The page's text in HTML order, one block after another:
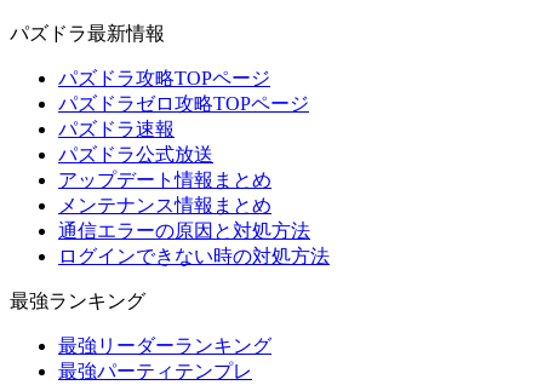
パズドラ最新情報
パズドラ攻略TOPページ
パズドラゼロ攻略TOPページ
パズドラ速報
パズドラ公式放送
アップデート情報まとめ
メンテナンス情報まとめ
通信エラーの原因と対処方法
ログインできない時の対処方法
最強ランキング
最強リーダーランキング
最強パーティテンプレ